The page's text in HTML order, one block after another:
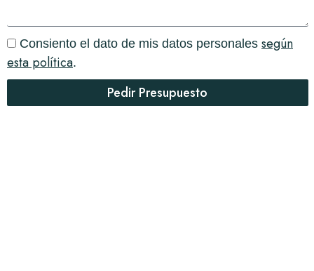
Consiento el dato de mis datos personales según
esta política.
Pedir Presupuesto